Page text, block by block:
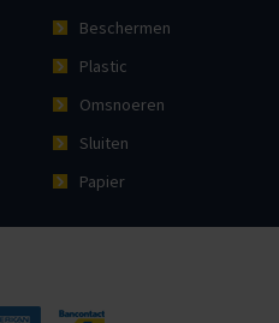
Beschermen
Plastic
Omsnoeren
Sluiten
Papier